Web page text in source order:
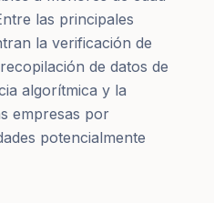
las principales
la verificación de
de datos de
algorítmica y la
empresas por
potencialmente